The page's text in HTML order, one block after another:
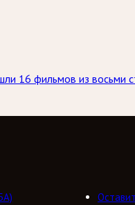
16 фильмов из восьми